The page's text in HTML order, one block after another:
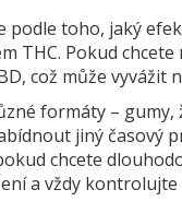
podle toho, jaký
THC. Pokud
což může vyvážit
formáty –
jiný časový
chcete
a vždy